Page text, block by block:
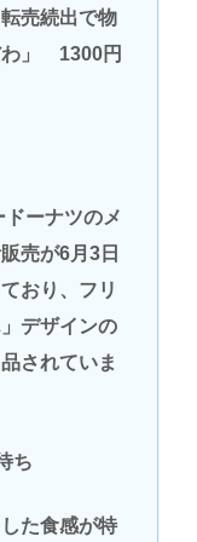
売続出で物
」 1300円
ーナツのメ
売が6月3日
おり、フリ
デザインの
されていま
ち
た食感が特